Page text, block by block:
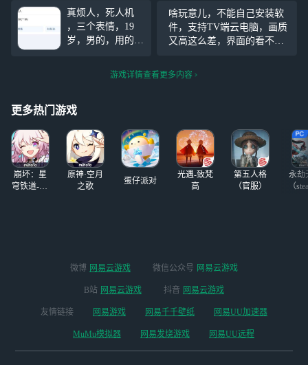
也会消失吗 麻烦
解答了谢谢><…！
多块钱多块钱，拼
多多上面买的，真
的是笑死了，天天
就知道打游戏，他
真烦人，死人机
，三个表情，19
岁，男的，用的手
多块钱多块钱，拼
多多上面买的，真
就知道打游戏，他
个游戏，天天只会
玩别人的steam账
号，
啥玩意儿，不能自己安装软
件，支持TV端云电脑，画质
又高这么差，界面的看不见
不到
游戏详情查看更多内容
更多热门游戏
崩坏：星
穹铁道-4.4
原神·空月
之歌
蛋仔派对
光遇-致梵
高
第五人格
（官服）
永劫
（
微博 网易云游戏 微信公众号 网易云游戏
B站 网易云游戏 抖音 网易云游戏
友情链接 网易游戏 网易千千壁纸 网易UU加速器
MuMu模拟器 网易发烧游戏 网易UU远程